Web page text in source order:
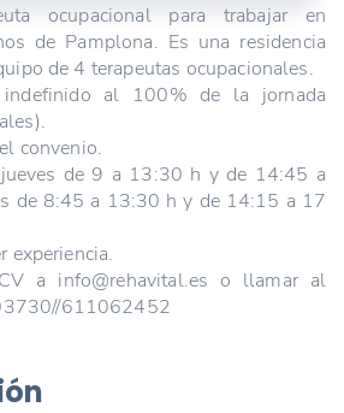
ocupacional para trabajar en
de Pamplona. Es una residencia
de 4 terapeutas ocupacionales.
indefinido al 100% de la jornada
convenio.
de 9 a 13:30 h y de 14:45 a
de 8:45 a 13:30 h y de 14:15 a 17
experiencia.
a info@rehavital.es o llamar al
611062452